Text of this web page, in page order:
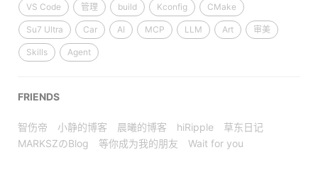
VS Code 管理 build Kconfig CMake
Su7 Ultra Car AI MCP LLM Art 审美
Skills Agent
FRIENDS
智伤帝 小静的博客 晨曦的博客 hiRipple
草东日记
MARKSZのBlog
等你成为我的朋友 Wait for you